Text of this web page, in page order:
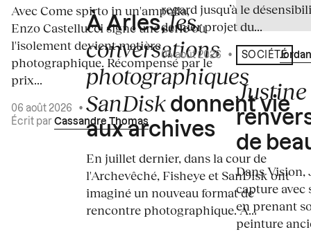
Avec Come spirto in un'ampolla,
Enzo Castellucci signe une série où
l'isolement devient matière
photographique. Récompensé par le
prix...
06 août 2026
•
Écrit par Cassandre Thomas
À Arles,les
conversations
photographiques
SanDisk donnent vie
aux archives
En juillet dernier, dans la cour de
l'Archevêché, Fisheye et SanDisk ont
imaginé un nouveau format de
rencontre photographique. À...
regard jusqu’à le
dernier projet du...
04 août 2026 • Écrit par
SOCIÉTÉ
de
Dans
capture avec
en prenant
peinture